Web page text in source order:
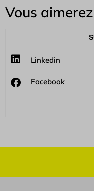
Vous
Linkedin
Facebook